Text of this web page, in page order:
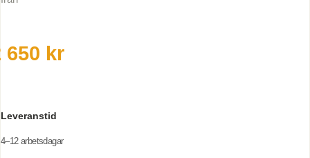
650 kr
Leveranstid
4–12 arbetsdagar